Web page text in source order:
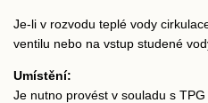
Je-li v rozvodu teplé vody
ventilu nebo na vstup studené
Umístění:
Je nutno provést v souladu s TPG